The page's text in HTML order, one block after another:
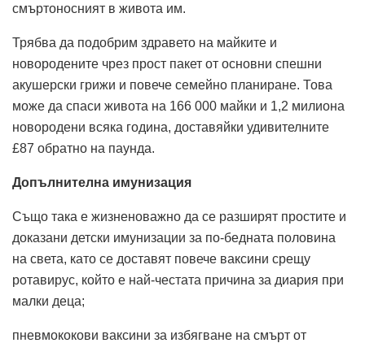
смъртоносният в живота им.
Трябва да подобрим здравето на майките и
новородените чрез прост пакет от основни спешни
акушерски грижи и повече семейно планиране. Това
може да спаси живота на 166 000 майки и 1,2 милиона
новородени всяка година, доставяйки удивителните
£87 обратно на паунда.
Допълнителна имунизация
Също така е жизненоважно да се разширят простите и
доказани детски имунизации за по-бедната половина
на света, като се доставят повече ваксини срещу
ротавирус, който е най-честата причина за диария при
малки деца;
пневмококови ваксини за избягване на смърт от